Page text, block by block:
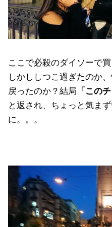
ここで必殺のダイソーで
しかししつこ過ぎたのか
戻ったのか？結局 「この
と返され、ちょっと気ま
に。。。